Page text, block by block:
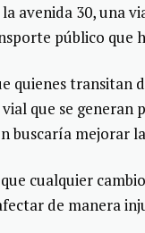
avenida 30, una
público que
quienes transitan
que se
buscaría mejorar
cualquier
de manera